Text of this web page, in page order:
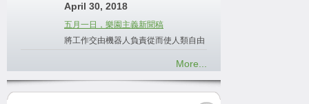
April 30, 2018
五月一日，樂園主義新聞稿
將工作交由機器人負責從而使人類自由
More...